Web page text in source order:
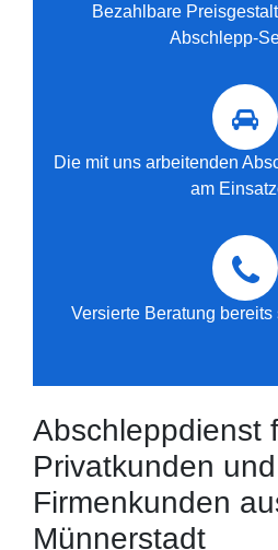
Bezahlbare
Abschlepp-
Die mit uns arbeitenden
am
Versierte Beratung bereits
Abschleppdienst
Privatkunden und
Firmenkunden
Münnerstadt